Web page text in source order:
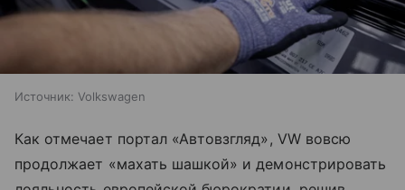
Источник: Volkswagen
Как отмечает портал «Автовзгляд», VW вовсю
продолжает «махать шашкой» и демонстрировать